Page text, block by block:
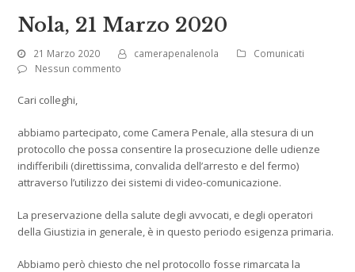
Nola, 21 Marzo 2020
21 Marzo 2020 camerapenalenola
Comunicati
Nessun commento
Cari colleghi,
abbiamo partecipato, come Camera Penale, alla stesura di un
protocollo che possa consentire la prosecuzione delle udienze
indifferibili (direttissima, convalida dell’arresto e del fermo)
attraverso l’utilizzo dei sistemi di video-comunicazione.
La preservazione della salute degli avvocati, e degli operatori
della Giustizia in generale, è in questo periodo esigenza primaria.
Abbiamo però chiesto che nel protocollo fosse rimarcata la